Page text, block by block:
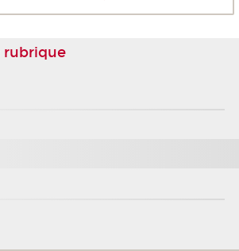
rubrique